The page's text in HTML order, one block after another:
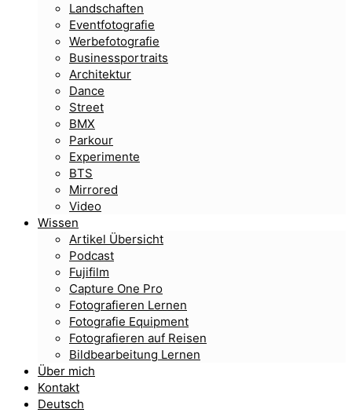
Landschaften
Eventfotografie
Werbefotografie
Businessportraits
Architektur
Dance
Street
BMX
Parkour
Experimente
BTS
Mirrored
Video
Wissen
Artikel Übersicht
Podcast
Fujifilm
Capture One Pro
Fotografieren Lernen
Fotografie Equipment
Fotografieren auf Reisen
Bildbearbeitung Lernen
Über mich
Kontakt
Deutsch